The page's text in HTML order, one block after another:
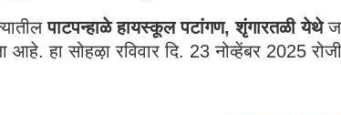
पाटपन्हाळे हायस्कूल पटांगण, शृंगारतळी येथे
हा सोहऴा रविवार दि. 23 नोव्हेंबर 2025